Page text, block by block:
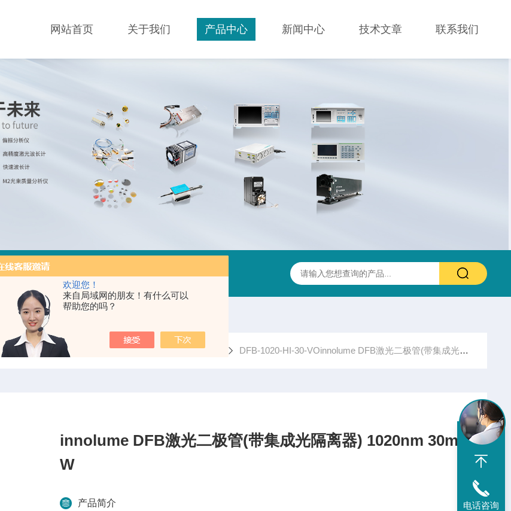
欢迎您！
来自局域网的朋友！有什么可以
帮助您的吗？
网站首页 关于我们 产品中心 新闻中心 技术文章 联系我们
RFLDM-RF射频激光二极管驱动（控制/电源） IR抛光硫化锌(ZnS)多光谱(透明)窗片 0.37-13.5um 25.4X3.0mm（
首页 产品中心 半导体连续激光器 DFB激光器 DFB-1020-HI-30-VOinnolume DFB激光二极管(带集成光隔离器) 1020nm 30mW
innolume DFB激光二极管(带集成光隔离器) 1020nm 30m
W
产品简介 电话咨询